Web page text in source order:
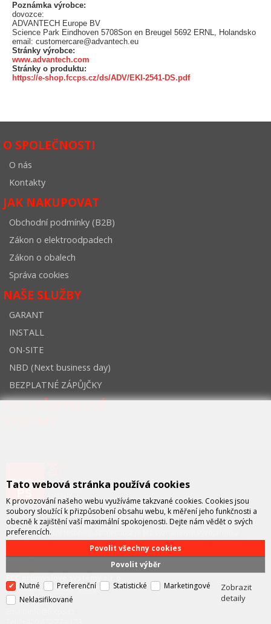
Poznámka výrobce:
dovozce:
ADVANTECH Europe BV
Science Park Eindhoven 5708Son en Breugel 5692 ERNL, Holandsko
email: customercare@advantech.eu
Stránky výrobce:
www.advantech.com
Stránky o produktu:
https://e-shop.fccps.cz/ds/ADV/EKI-2541-DS.pdf
O SPOLEČNOSTI
O nás
Kontakty
JAK NAKUPOVAT
Obchodní podmínky (B2B)
Zákon o elektroodpadech
Zákon o obalech
Správa cookies
NAŠE SLUŽBY
GARANT
INSTALL
ON-SITE
NBD (Next business day)
BEZPLATNÉ ZÁPŮJČKY
FCC PRŮMYSLOVÉ
FCC průmyslové systémyje technicko – obchodní společností,
zastupující významné výrobce v oblasti průmyslové automatizace a
telekomunikační techniky. Společnost je též významným vývojářem a
integrátorem se specializací na systémy strojového vidění a pokročilé
U Výstaviště 138/3, Holešovice
170 00 Praha 7
Tato webová stránka používá cookies
K provozování našeho webu využíváme takzvané cookies. Cookies jsou
soubory sloužící k přizpůsobení obsahu webu, k měření jeho funkčnosti a
obecně k zajištění vaší maximální spokojenosti. Dejte nám vědět o svých
preferencích.
Povolit výběr
Povolit všechny cookies
Nutné Preferenční Statistické
Marketingové
Neklasifikované
Zobrazit
detaily